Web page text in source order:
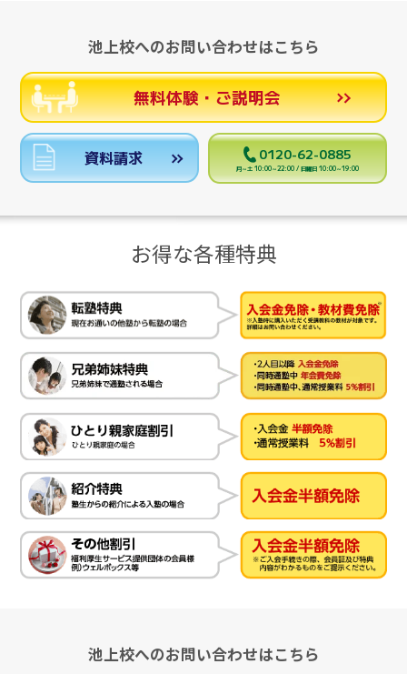
池上校へのお問い合わせはこちら
無料体験・ご説明会
資料請求 0120-62-0885
月～土 10:00～22:00 / 日曜日 10:00～19:00
お得な各種特典
池上校へのお問い合わせはこちら